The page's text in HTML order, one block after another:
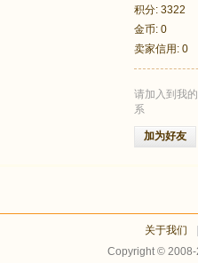
积分: 3322
金币: 0
卖家信用: 0
请加入到我
系
加为好友
关于我们
Copyright ©